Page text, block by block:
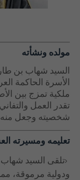
مولده ونشأته
السيد شهاب بن
الأسرة الحاكمة
ملكية تمزج بين
تقدر العمل
شخصيته وجعل منه
تعليمه ومسيرته
تلقى السيد
ودولية مرموقة،